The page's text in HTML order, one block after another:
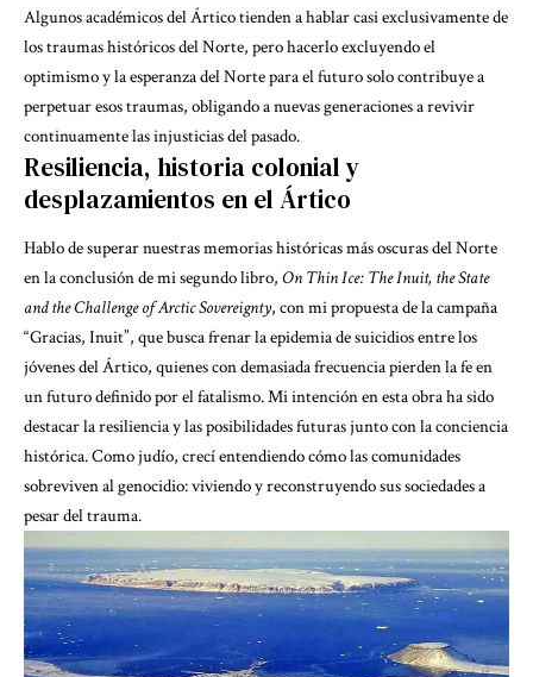
Algunos académicos del Ártico tienden a hablar casi exclusivamente de
los traumas históricos del Norte, pero hacerlo excluyendo el
optimismo y la esperanza del Norte para el futuro solo contribuye a
perpetuar esos traumas, obligando a nuevas generaciones a revivir
continuamente las injusticias del pasado.
Resiliencia, historia colonial y
desplazamientos en el Ártico
Hablo de superar nuestras memorias históricas más oscuras del Norte
en la conclusión de mi segundo libro, On Thin Ice: The Inuit, the State
and the Challenge of Arctic Sovereignty, con mi propuesta de la campaña
“Gracias, Inuit”, que busca frenar la epidemia de suicidios entre los
jóvenes del Ártico, quienes con demasiada frecuencia pierden la fe en
un futuro definido por el fatalismo. Mi intención en esta obra ha sido
destacar la resiliencia y las posibilidades futuras junto con la conciencia
histórica. Como judío, crecí entendiendo cómo las comunidades
sobreviven al genocidio: viviendo y reconstruyendo sus sociedades a
pesar del trauma.